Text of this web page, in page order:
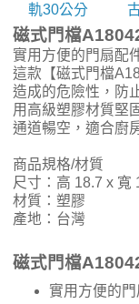
軌30公分
磁式門檔
實用方便的門扇配
這款【磁式門檔
造成的危險性，防
用高級塑膠材質堅
通道暢空，適合廚
商品規格/材質
尺寸：高 18.7 x 寬
材質：塑膠
產地：台灣
磁式門檔
實用方便的門